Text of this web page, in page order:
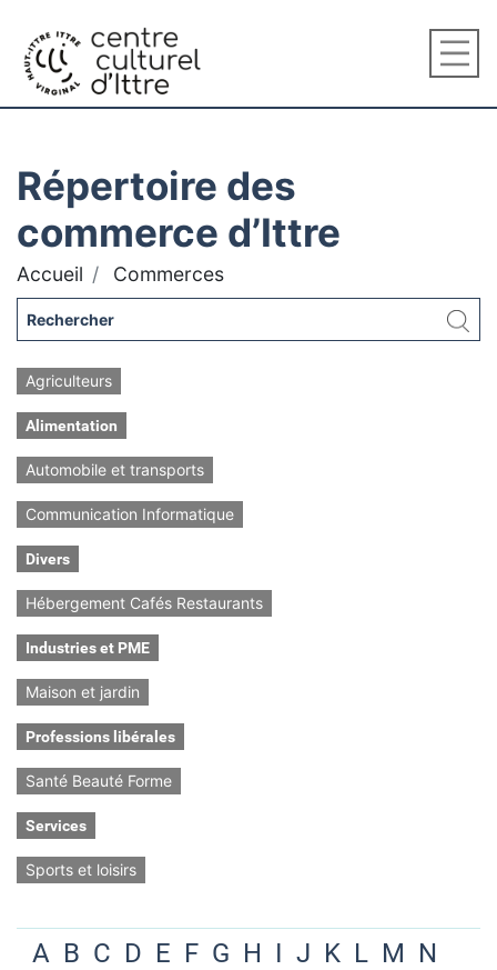
Répertoire des
commerce d’Ittre
Accueil Commerces
Agriculteurs
Alimentation
Automobile et transports
Communication Informatique
Divers
Hébergement Cafés Restaurants
Industries et PME
Maison et jardin
Professions libérales
Santé Beauté Forme
Services
Sports et loisirs
A B C D E F G H I J K L M N